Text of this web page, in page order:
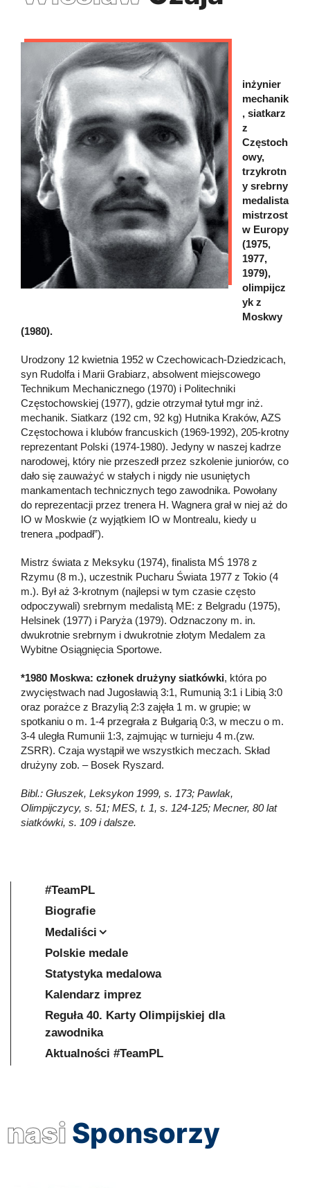
inżynier
mechanik
, siatkarz
z
Częstoch
owy,
trzykrotn
y srebrny
medalista
mistrzost
w Europy
(1975,
1977,
1979),
olimpijcz
yk z
Moskwy
(1980).
Urodzony 12 kwietnia 1952 w Czechowicach-Dziedzicach,
syn Rudolfa i Marii Grabiarz, absolwent miejscowego
Technikum Mechanicznego (1970) i Politechniki
Częstochowskiej (1977), gdzie otrzymał tytuł mgr inż.
mechanik. Siatkarz (192 cm, 92 kg) Hutnika Kraków, AZS
Częstochowa i klubów francuskich (1969-1992), 205-krotny
reprezentant Polski (1974-1980). Jedyny w naszej kadrze
narodowej, który nie przeszedł przez szkolenie juniorów, co
dało się zauważyć w stałych i nigdy nie usuniętych
mankamentach technicznych tego zawodnika. Powołany
do reprezentacji przez trenera H. Wagnera grał w niej aż do
IO w Moskwie (z wyjątkiem IO w Montrealu, kiedy u
trenera „podpadł”).
Mistrz świata z Meksyku (1974), finalista MŚ 1978 z
Rzymu (8 m.), uczestnik Pucharu Świata 1977 z Tokio (4
m.). Był aż 3-krotnym (najlepsi w tym czasie często
odpoczywali) srebrnym medalistą ME: z Belgradu (1975),
Helsinek (1977) i Paryża (1979). Odznaczony m. in.
dwukrotnie srebrnym i dwukrotnie złotym Medalem za
Wybitne Osiągnięcia Sportowe.
*1980 Moskwa: członek drużyny siatkówki, która po
zwycięstwach nad Jugosławią 3:1, Rumunią 3:1 i Libią 3:0
oraz porażce z Brazylią 2:3 zajęła 1 m. w grupie; w
spotkaniu o m. 1-4 przegrała z Bułgarią 0:3, w meczu o m.
3-4 uległa Rumunii 1:3, zajmując w turnieju 4 m.(zw.
ZSRR). Czaja wystąpił we wszystkich meczach. Skład
drużyny zob. – Bosek Ryszard.
Bibl.: Głuszek, Leksykon 1999, s. 173; Pawlak,
Olimpijczycy, s. 51; MES, t. 1, s. 124-125; Mecner, 80 lat
siatkówki, s. 109 i dalsze.
#TeamPL
Biografie
Medaliści
Polskie medale
Statystyka medalowa
Kalendarz imprez
Reguła 40. Karty Olimpijskiej dla
zawodnika
Aktualności #TeamPL
nasi Sponsorzy